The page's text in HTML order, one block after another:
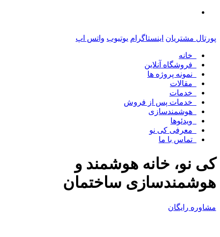
پورتال مشتریان اینستاگرام یوتیوب واتس اپ
خانه
فروشگاه آنلاین
نمونه پروژه ها
مقالات
خدمات
خدمات پس از فروش
هوشمندسازی
ویدئوها
معرفی کی نو
تماس با ما
کی نو، خانه هوشمند و
هوشمندسازی ساختمان
مشاوره رایگان